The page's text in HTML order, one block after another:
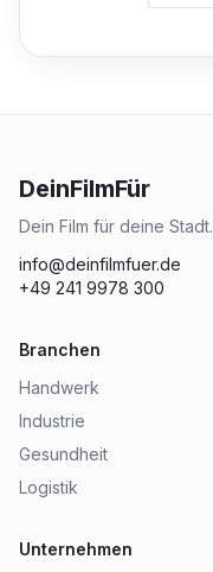
DeinFilmFür
Dein Film für deine Stadt.
info@deinfilmfuer.de
+49 241 9978 300
Branchen
Handwerk
Industrie
Gesundheit
Logistik
Unternehmen